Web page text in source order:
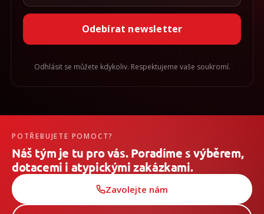
Odebírat newsletter
Odhlásit se můžete kdykoliv. Respektujeme vaše soukromí.
POTŘEBUJETE POMOCT?
Náš tým je tu pro vás. Poradíme s výběrem,
dotacemi i atypickými zakázkami.
Zavolejte nám